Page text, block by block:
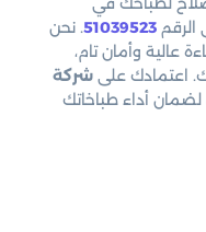
الرقم 51039523. نحن
عالية وأمان تام،
اعتمادك على شركة
لضمان أداء طباخاتك